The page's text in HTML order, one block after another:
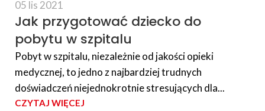
05 lis 2021
Jak przygotować dziecko do
pobytu w szpitalu
Pobyt w szpitalu, niezależnie od jakości opieki
medycznej, to jedno z najbardziej trudnych
doświadczeń niejednokrotnie stresujących dla...
CZYTAJ WIĘCEJ